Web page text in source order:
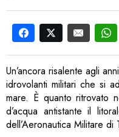
Un’ancora risalente agli
idrovolanti militari che si
mare. È quanto ritrovato
d’acqua antistante il
dell’Aeronautica Militare di